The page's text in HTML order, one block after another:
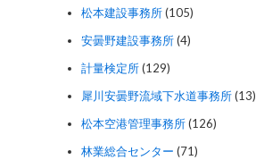
松本建設事務所(105)
安曇野建設事務所(4)
計量検定所(129)
犀川安曇野流域下水道事務所(13)
松本空港管理事務所(126)
林業総合センター (71)